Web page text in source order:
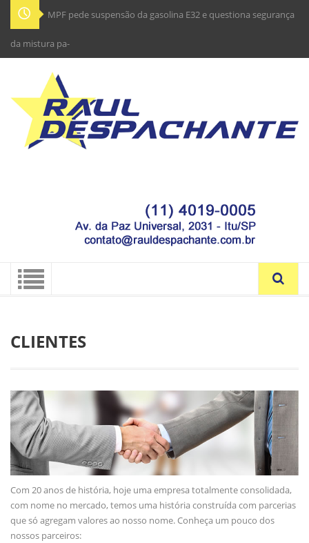
MPF pede suspensão da gasolina E32 e questiona segurança
da mistura para os_
CLIENTES
Com 20 anos de história, hoje uma empresa totalmente consolidada,
com nome no mercado, temos uma história construída com parcerias
que só agregam valores ao nosso nome. Conheça um pouco dos
nossos parceiros: